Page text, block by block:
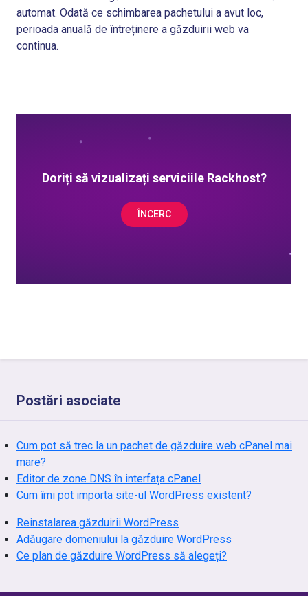
automat. Odată ce schimbarea pachetului a avut loc,
perioada anuală de întreținere a găzduirii web va
continua.
Doriți să vizualizați serviciile Rackhost?
ÎNCERC
Postări asociate
Cum pot să trec la un pachet de găzduire web cPanel mai
mare?
Editor de zone DNS în interfața cPanel
Cum îmi pot importa site-ul WordPress existent?
Reinstalarea găzduirii WordPress
Adăugare domeniului la găzduire WordPress
Ce plan de găzduire WordPress să alegeți?